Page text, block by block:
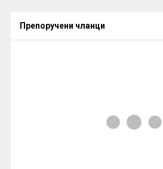
Препоручени чланци